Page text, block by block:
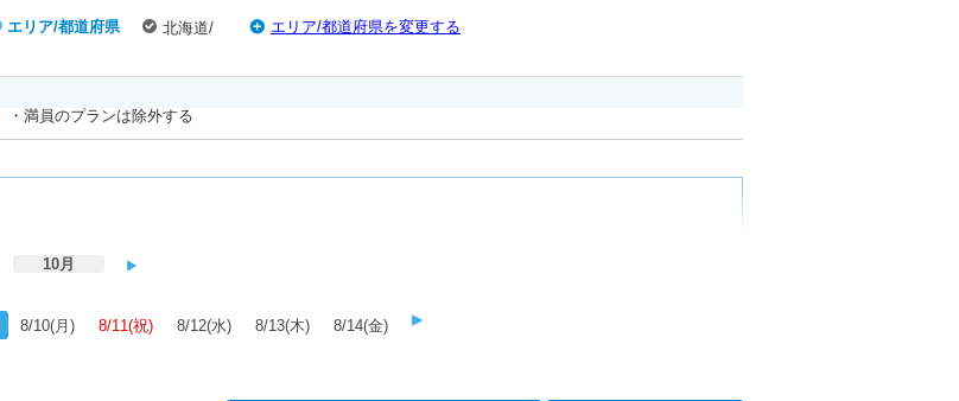
エリア/都道府県 北海道/ エリア/都道府県を変更する
・満員のプランは除外する
10月
8/10(月) 8/11(祝) 8/12(水) 8/13(木) 8/14(金)